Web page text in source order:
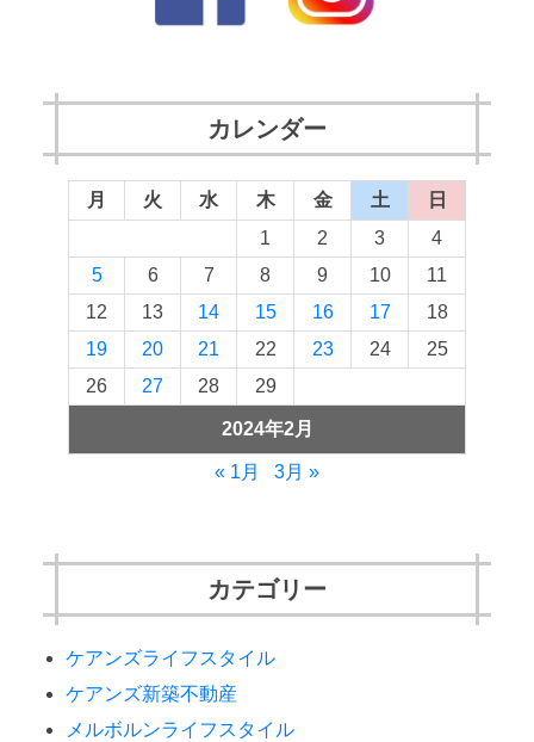
カレンダー
2024年2月
月 火 水 木 金 土
日
1
2 3
4
5
6 7 8 9 10
11
12
13 14 15 16 17
18
19
20 21 22 23 24
25
26
27 28 29
« 1月 3月 »
カテゴリー
ケアンズライフスタイル
ケアンズ新築不動産
メルボルンライフスタイル